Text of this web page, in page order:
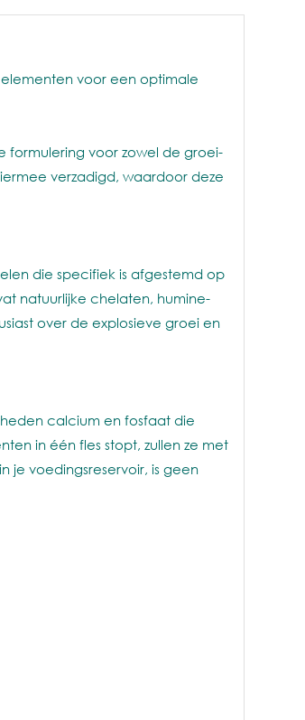
voor een optimale
formulering voor zowel de groei-
verzadigd, waardoor deze
die specifiek is afgestemd op
natuurlijke chelaten, humine-
over de explosieve groei en
calcium en fosfaat die
in één fles stopt, zullen ze met
je voedingsreservoir, is geen